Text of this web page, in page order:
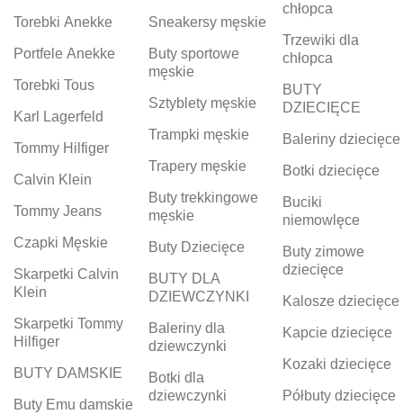
Torebki Anekke
Portfele Anekke
Torebki Tous
Karl Lagerfeld
Tommy Hilfiger
Calvin Klein
Tommy Jeans
Czapki Męskie
Skarpetki Calvin
Klein
Skarpetki Tommy
Hilfiger
BUTY DAMSKIE
Buty Emu damskie
Sneakersy męskie
Buty sportowe
męskie
Sztyblety męskie
Trampki męskie
Trapery męskie
Buty trekkingowe
męskie
Buty Dziecięce
BUTY DLA
DZIEWCZYNKI
Baleriny dla
dziewczynki
Botki dla
dziewczynki
chłopca
Trzewiki dla
chłopca
BUTY
DZIECIĘCE
Baleriny dziecięce
Botki dziecięce
Buciki
niemowlęce
Buty zimowe
dziecięce
Kalosze dziecięce
Kapcie dziecięce
Kozaki dziecięce
Półbuty dziecięce